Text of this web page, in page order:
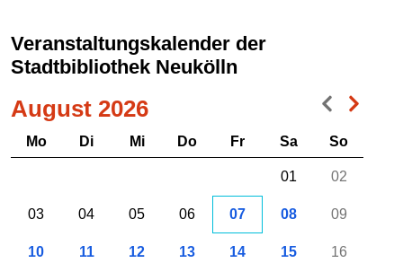
Veranstaltungskalender der
Stadtbibliothek Neukölln
August 2026
Mo Di Mi Do Fr Sa So
01 02
03 04 05 06 07 08 09
10 11 12 13 14 15 16